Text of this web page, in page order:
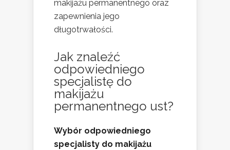
makijażu permanentnego oraz
zapewnienia jego
długotrwałości.
Jak znaleźć
odpowiedniego
specjalistę do
makijażu
permanentnego ust?
Wybór odpowiedniego
specjalisty do makijażu